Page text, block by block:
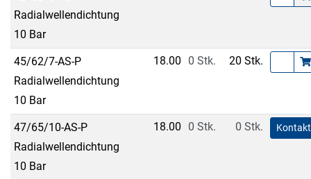
Radialwellendichtung
10 Bar
45/62/7-AS-P
Radialwellendichtung
10 Bar
18.00 0 Stk. 20 Stk.
47/65/10-AS-P
Radialwellendichtung
10 Bar
18.00 0 Stk. 0 Stk. Kontakt